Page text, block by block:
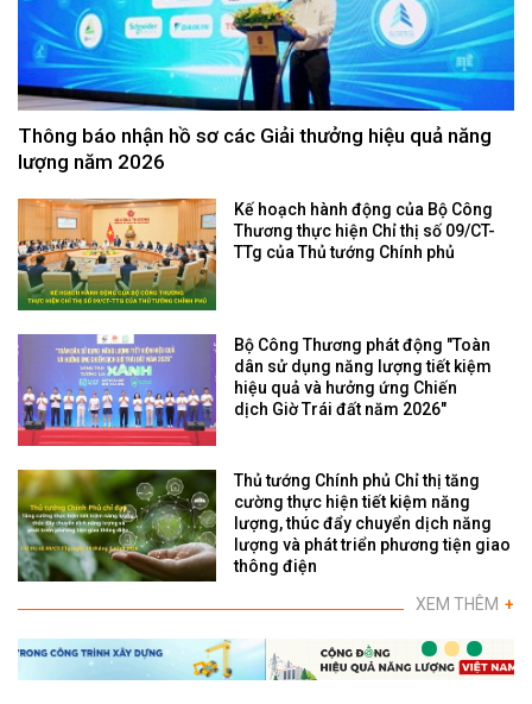
Thông báo nhận hồ sơ các Giải thưởng hiệu quả năng
lượng năm 2026
Kế hoạch hành động của Bộ Công
Thương thực hiện Chỉ thị số 09/CT-
TTg của Thủ tướng Chính phủ
Bộ Công Thương phát động "Toàn
dân sử dụng năng lượng tiết kiệm
hiệu quả và hưởng ứng Chiến
dịch Giờ Trái đất năm 2026"
Thủ tướng Chính phủ Chỉ thị tăng
cường thực hiện tiết kiệm năng
lượng, thúc đẩy chuyển dịch năng
lượng và phát triển phương tiện giao
thông điện
XEM THÊM +